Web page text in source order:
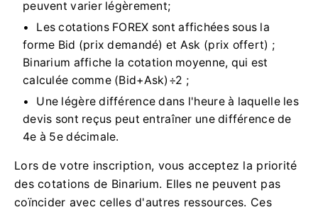
peuvent varier légèrement;
Les cotations FOREX sont affichées sous la
forme Bid (prix demandé) et Ask (prix offert) ;
Binarium affiche la cotation moyenne, qui est
calculée comme (Bid+Ask)÷2 ;
Une légère différence dans l'heure à laquelle les
devis sont reçus peut entraîner une différence de
4e à 5e décimale.
Lors de votre inscription, vous acceptez la priorité
des cotations de Binarium. Elles ne peuvent pas
coïncider avec celles d'autres ressources. Ces